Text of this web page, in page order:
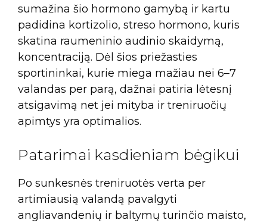
sumažina šio hormono gamybą ir kartu
padidina kortizolio, streso hormono, kuris
skatina raumeninio audinio skaidymą,
koncentraciją. Dėl šios priežasties
sportininkai, kurie miega mažiau nei 6–7
valandas per parą, dažnai patiria lėtesnį
atsigavimą net jei mityba ir treniruočių
apimtys yra optimalios.
Patarimai kasdieniam bėgikui
Po sunkesnės treniruotės verta per
artimiausią valandą pavalgyti
angliavandenių ir baltymų turinčio maisto,